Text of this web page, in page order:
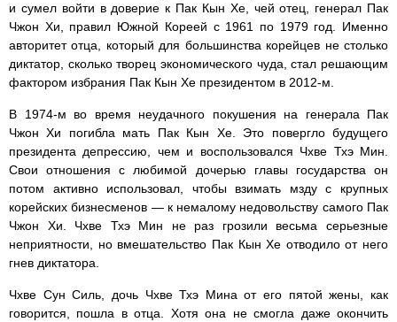
и сумел войти в доверие к Пак Кын Хе, чей отец, генерал Пак
Чжон Хи, правил Южной Кореей с 1961 по 1979 год. Именно
авторитет отца, который для большинства корейцев не столько
диктатор, сколько творец экономического чуда, стал решающим
фактором избрания Пак Кын Хе президентом в 2012-м.
В 1974-м во время неудачного покушения на генерала Пак
Чжон Хи погибла мать Пак Кын Хе. Это повергло будущего
президента депрессию, чем и воспользовался Чхве Тхэ Мин.
Свои отношения с любимой дочерью главы государства он
потом активно использовал, чтобы взимать мзду с крупных
корейских бизнесменов — к немалому недовольству самого Пак
Чжон Хи. Чхве Тхэ Мин не раз грозили весьма серьезные
неприятности, но вмешательство Пак Кын Хе отводило от него
гнев диктатора.
Чхве Сун Силь, дочь Чхве Тхэ Мина от его пятой жены, как
говорится, пошла в отца. Хотя она не смогла даже окончить